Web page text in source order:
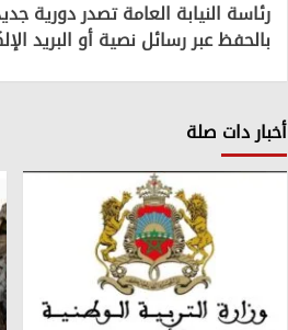
Reading
رئاسة النيابة العامة تصدر دورية
بالحفظ عبر رسائل نصية أو البريد
أخبار دات صلة